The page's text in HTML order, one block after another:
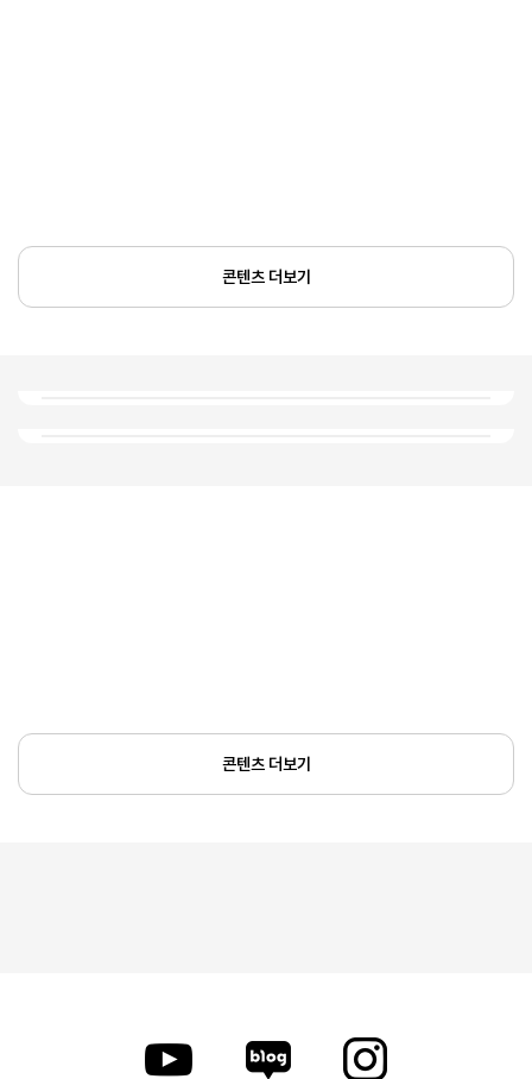
콘텐츠 더보기
콘텐츠 더보기